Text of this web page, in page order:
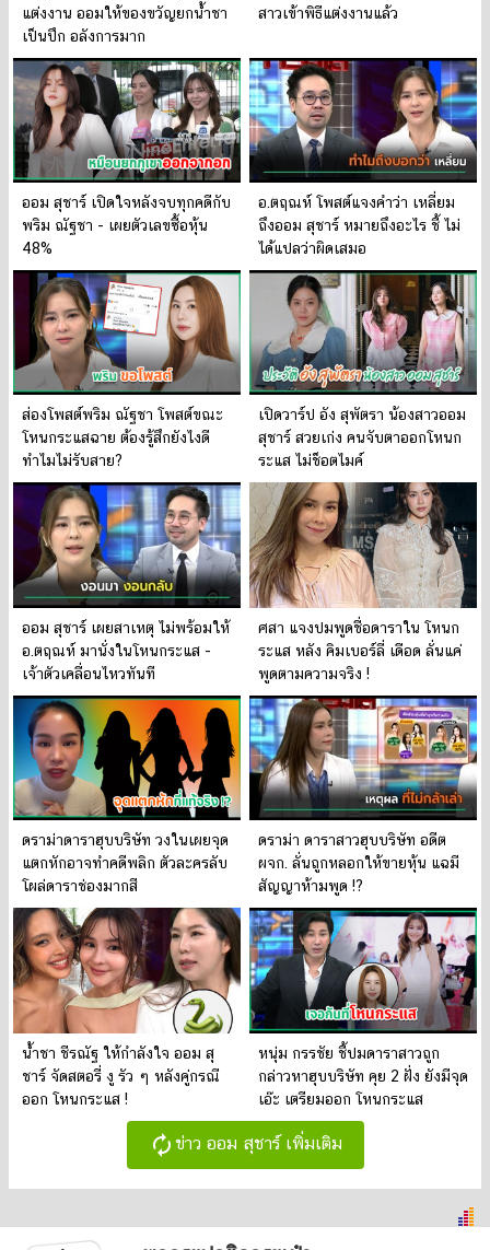
แต่งงาน ออมให้ของขวัญยกน้ำชา
เป็นปึก อลังการมาก
สาวเข้าพิธีแต่งงานแล้ว
ออม สุชาร์ เปิดใจหลังจบทุกคดีกับ
พริม ณัฐชา - เผยตัวเลขซื้อหุ้น
48%
อ.ตฤณห์ โพสต์แจงคำว่า เหลี่ยม
ถึงออม สุชาร์ หมายถึงอะไร ชี้ ไม่
ได้แปลว่าผิดเสมอ
ส่องโพสต์พริม ณัฐชา โพสต์ขณะ
โหนกระแสฉาย ต้องรู้สึกยังไงดี
ทำไมไม่รับสาย?
เปิดวาร์ป อัง สุพัตรา น้องสาวออม
สุชาร์ สวยเก่ง คนจับตาออกโหนก
ระแส ไม่ช็อตไมค์
ออม สุชาร์ เผยสาเหตุ ไม่พร้อมให้
อ.ตฤณห์ มานั่งในโหนกระแส -
เจ้าตัวเคลื่อนไหวทันที
ศสา แจงปมพูดชื่อดาราใน โหนก
ระแส หลัง คิมเบอร์ลี่ เดือด ลั่นแค่
พูดตามความจริง !
ดราม่าดาราฮุบบริษัท วงในเผยจุด
แตกหักอาจทำคดีพลิก ตัวละครลับ
โผล่ดาราช่องมากสี
ดราม่า ดาราสาวฮุบบริษัท อดีต
ผจก. ลั่นถูกหลอกให้ขายหุ้น แฉมี
สัญญาห้ามพูด !?
น้ำชา ชีรณัฐ ให้กำลังใจ ออม สุ
ชาร์ จัดสตอรี่ งู รัว ๆ หลังคู่กรณี
ออก โหนกระแส !
หนุ่ม กรรชัย ชี้ปมดาราสาวถูก
กล่าวหาฮุบบริษัท คุย 2 ฝั่ง ยังมีจุด
เอ๊ะ เตรียมออก โหนกระแส
autorenew ข่าว ออม สุชาร์ เพิ่มเติม